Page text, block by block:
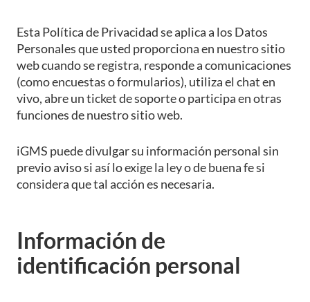
Esta Política de Privacidad se aplica a los Datos
Personales que usted proporciona en nuestro sitio
web cuando se registra, responde a comunicaciones
(como encuestas o formularios), utiliza el chat en
vivo, abre un ticket de soporte o participa en otras
funciones de nuestro sitio web.
iGMS puede divulgar su información personal sin
previo aviso si así lo exige la ley o de buena fe si
considera que tal acción es necesaria.
Información de
identificación personal